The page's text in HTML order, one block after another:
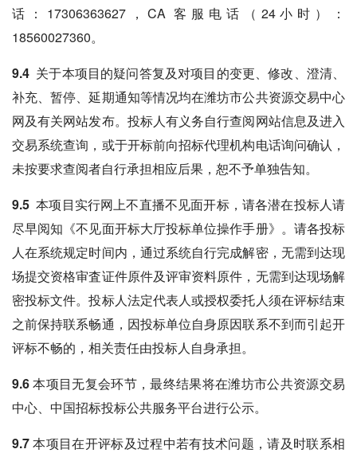
话：17306363627，CA 客服电话（24小时）：
18560027360。
9.4 关于本项目的疑问答复及对项目的变更、修改、澄清、
补充、暂停、延期通知等情况均在潍坊市公共资源交易中心
网及有关网站发布。 投标人有义务自行查阅网站信息及进入
交易系统查询，或于开标前向招标代理机构电话询问确认，
未按要求查阅者自行承担相应后果，恕不予单独告知。
9.5 本项目实行网上不直播不见面开标， 请各潜在投标人请
尽早阅知《不见面开标大厅投标单位操作手册》。请各投标
人在系统规定时间内，通过系统自行完成解密，无需到达现
场提交资格审査证件原件及评审资料原件，无需到达现场解
密投标文件。投标人法定代表人或授权委托人须在评标结束
之前保持联系畅通，因投标单位自身原因联系不到而引起开
评标不畅的，相关责任由投标人自身承担。
9.6 本项目无复会环节 ，最终结果将在潍坊市公共资源交易
中心、中国招标投标公共服务平台进行公示。
9.7 本项目在开评标及过程中若有技术问题，请及时联系相